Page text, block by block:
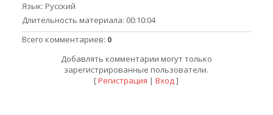
Язык: Русский
Длительность материала: 00:10:04
Всего комментариев: 0
Добавлять комментарии могут только
зарегистрированные пользователи.
[Регистрация |Вход]